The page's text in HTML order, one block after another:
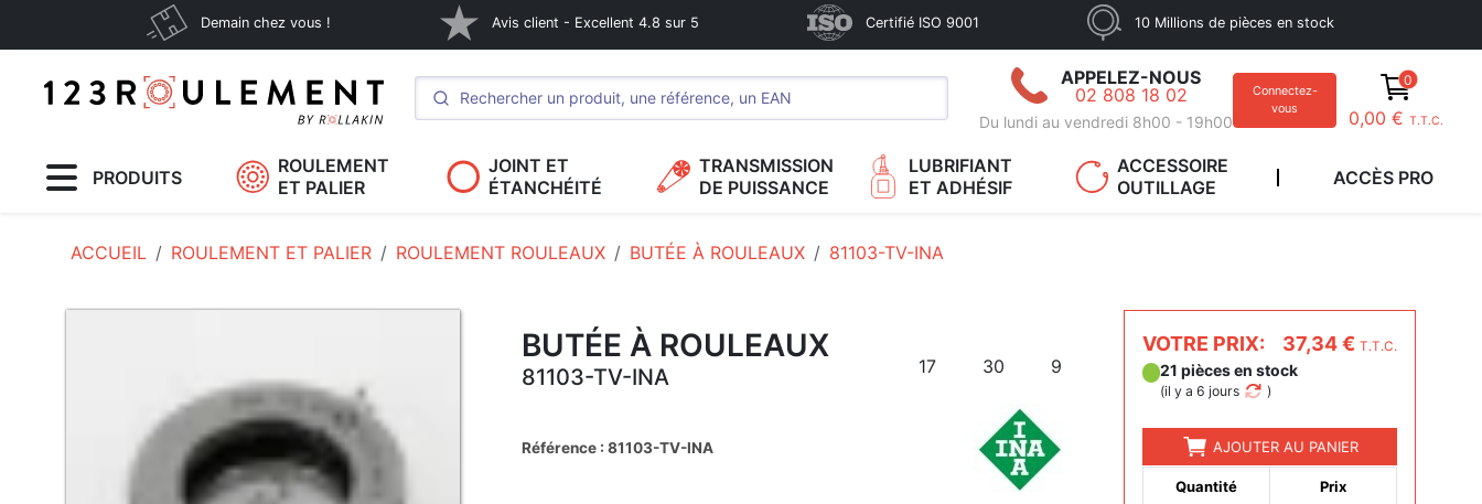
Demain chez vous ! Avis client - Excellent 4.8 sur 5 Certifié ISO 9001 10 Millions de pièces en stock
APPELEZ-NOUS
02 808 18 02
Du lundi au vendredi 8h00 - 19h00
Connectez-
vous
0
0,00 € T.T.C.
PRODUITS
ROULEMENT
ET PALIER
JOINT ET
ÉTANCHÉITÉ
TRANSMISSION
DE PUISSANCE
LUBRIFIANT
ET ADHÉSIF
ACCESSOIRE
OUTILLAGE
ACCÈS PRO
ACCUEIL ROULEMENT ET PALIER ROULEMENT ROULEAUX BUTÉE À ROULEAUX 81103-TV-INA
BUTÉE À ROULEAUX
81103-TV-INA 17 30 9
Référence : 81103-TV-INA
VOTRE PRIX: 37,34 € T.T.C.
21 pièces en stock
(il y a 6 jours )
AJOUTER AU PANIER
Quantité Prix